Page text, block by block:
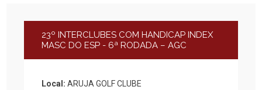
23º INTERCLUBES COM HANDICAP INDEX
MASC DO ESP - 6ª RODADA – AGC
Local:ARUJA GOLF CLUBE